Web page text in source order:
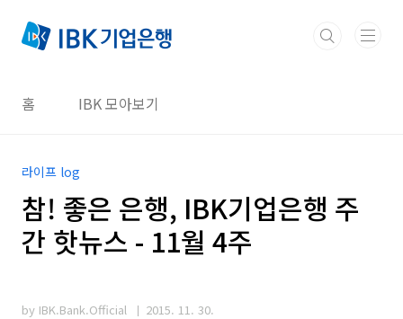
홈 IBK 모아보기
라이프 log
참! 좋은 은행, IBK기업은행 주
간 핫뉴스 - 11월 4주
by IBK.Bank.Official 2015. 11. 30.